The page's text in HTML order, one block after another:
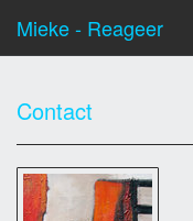
Mieke - Reageer
Contact